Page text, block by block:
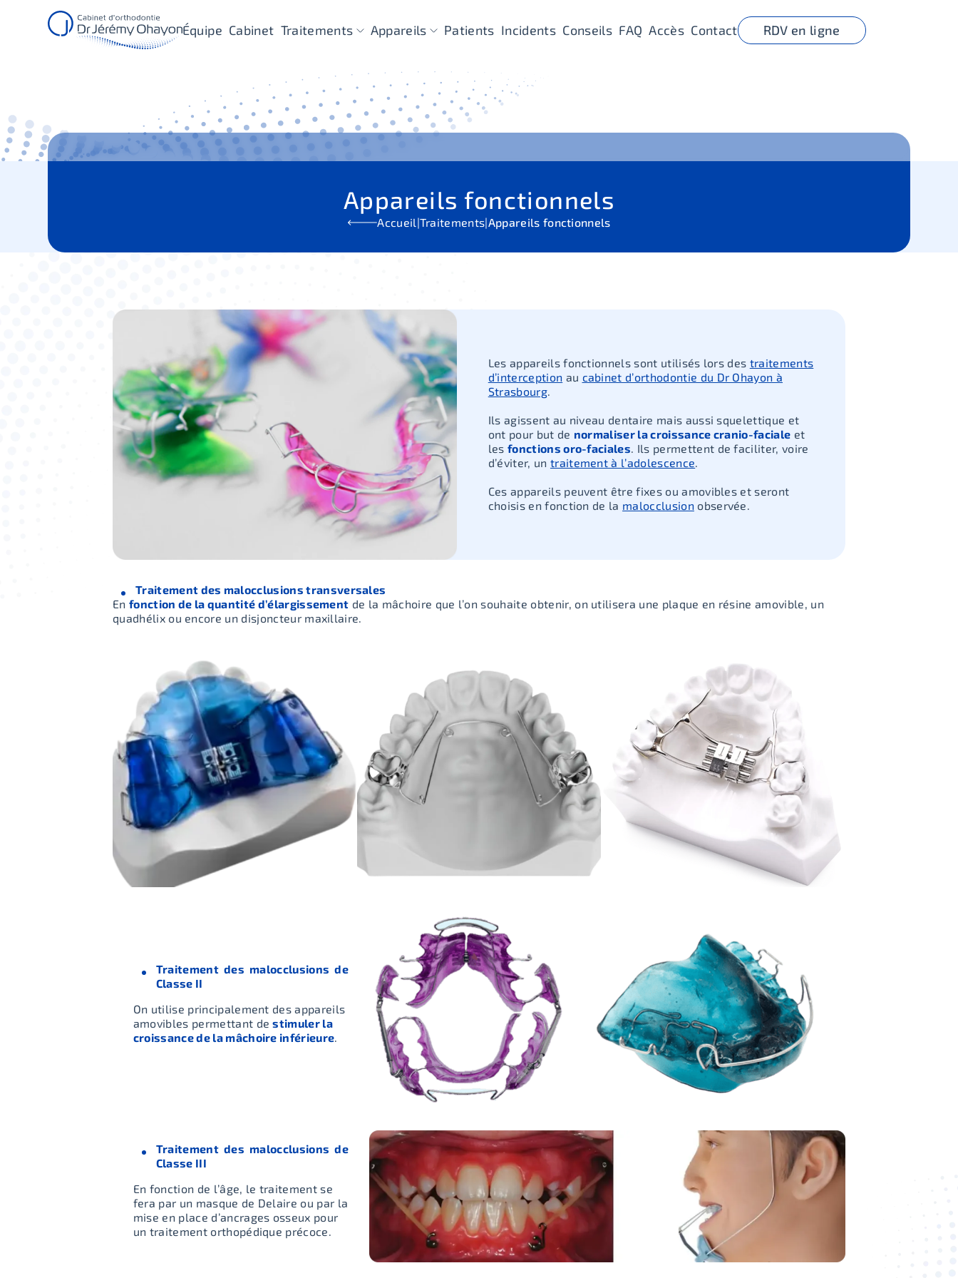
Équipe Cabinet Traitements Appareils Patients Incidents Conseils FAQ Accès Contact RDV en ligne
Appareils fonctionnels
Accueil|Traitements|Appareils fonctionnels
Les appareils fonctionnels sont utilisés lors des traitements
d’interception au cabinet d’orthodontie du Dr Ohayon à
Strasbourg.
Ils agissent au niveau dentaire mais aussi squelettique et
ont pour but de normaliser la croissance cranio-faciale et
lesfonctions oro-faciales. Ils permettent de faciliter, voire
d’éviter, un traitement à l’adolescence.
Ces appareils peuvent être fixes ou amovibles et seront
choisis en fonction de la malocclusion observée.
Traitement des malocclusions transversales
En fonction de la quantité d’élargissement de la mâchoire que l’on souhaite obtenir, on utilisera une plaque en résine amovible, un
quadhélix ou encore un disjoncteur maxillaire.
Traitement des malocclusions de
Classe II
On utilise principalement des appareils
amovibles permettant destimuler la
croissance de la mâchoire inférieure.
Traitement des malocclusions de
Classe III
En fonction de l’âge, le traitement se
fera par un masque de Delaire ou par la
mise en place d’ancrages osseux pour
un traitement orthopédique précoce.